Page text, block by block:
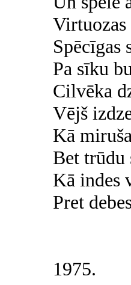
Virtuozas
Spēcīgas
Pa sīku
Cilvēka
Vējš
Kā
Bet trūdu
Kā indes
Pret
1975.